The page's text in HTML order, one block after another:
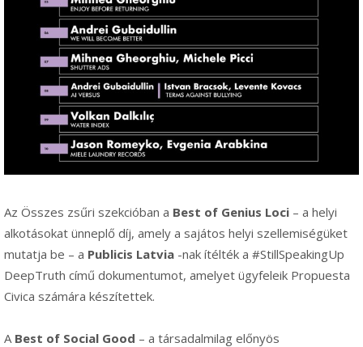
Az Összes zsűri szekcióban a Best of Genius Loci – a helyi
alkotásokat ünneplő díj, amely a sajátos helyi szellemiségüket
mutatja be – a Publicis Latvia -nak ítélték a #StillSpeakingUp
DeepTruth című dokumentumot, amelyet ügyfeleik Propuesta
Civica számára készítettek.
A Best of Social Good – a társadalmilag előnyös